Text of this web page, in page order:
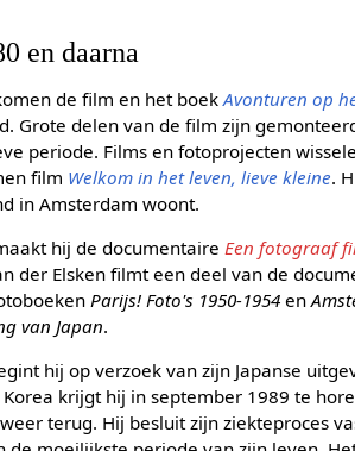
en daarna
de film en het boekAvonturen op
Grote delen van de film zijn
periode. Films en fotoprojecten
film Welkom in het leven, lieve kleine.
in Amsterdam woont.
hij de documentaire Een fotograaf
der Elsken filmt een deel van de
Parijs! Foto's 1950-1954 en
van Japan.
hij op verzoek van zijn Japanse
krijgt hij in september 1989 te
terug. Hij besluit zijn ziekteproces